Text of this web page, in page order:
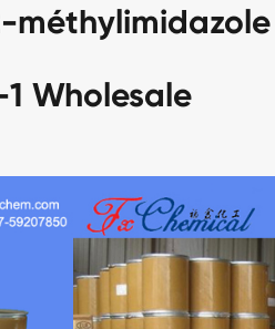
Wholesale